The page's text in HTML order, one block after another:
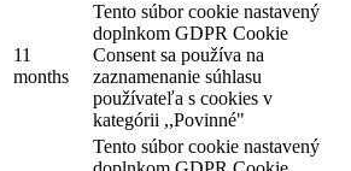
11
months
Tento súbor cookie nastavený
doplnkom GDPR Cookie
Consent sa používa na
zaznamenanie súhlasu
používateľa s cookies v
kategórii ,,Povinné"
Tento súbor cookie nastavený